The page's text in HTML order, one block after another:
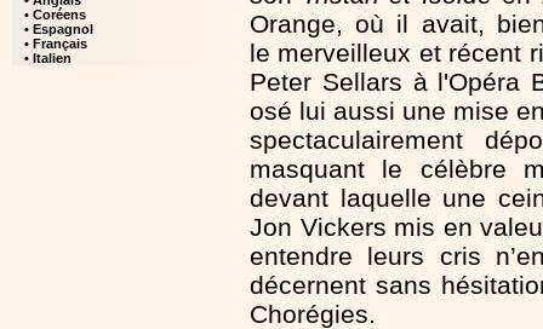
• Coréens
• Espagnol
• Français
• Italien
Orange, où il avait,
le merveilleux et récent
Peter Sellars à l'Opéra
osé lui aussi une mise
spectaculairement
masquant le célèbre
devant laquelle une
Jon Vickers mis en
entendre leurs cris
décernent sans
Chorégies.